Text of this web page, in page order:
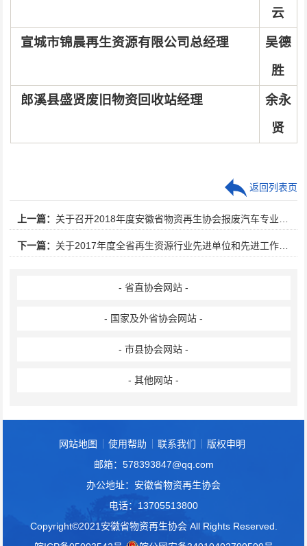
云
宣城市锦晨再生资源有限公司总经理
吴德
胜
郎溪县盛贤废旧物资回收站经理
余永
贤
上一篇： 关于召开2018年度安徽省物资再生协会报废汽车专业委员会工作会议的通知
下一篇： 关于2017年度全省再生资源行业先进单位和先进工作者的公示
返回列表页
- 省直协会网站 -
- 国家及外省协会网站 -
- 市县协会网站 -
- 其他网站 -
网站地图 使用帮助 联系我们
版权申明
邮箱：578393847@qq.com
办公地址：安徽省物资再生协会
电话：13705513800
Copyright©2021安徽省物资再生协会 All Rights Reserved.